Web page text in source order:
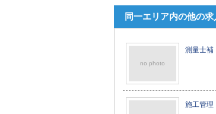
同一エリア内の他の求
no photo
測量士補
施工管理